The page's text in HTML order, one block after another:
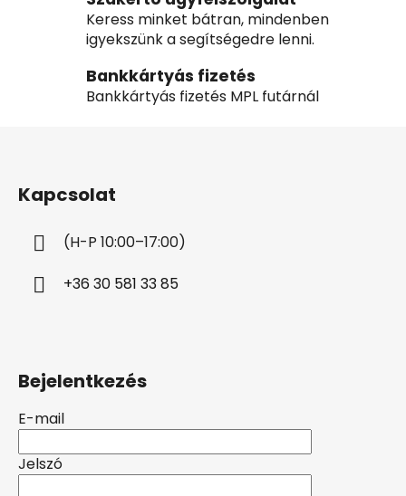
Keress minket bátran, mindenben
igyekszünk a segítségedre lenni.
Bankkártyás fizetés
Bankkártyás fizetés MPL futárnál
Kapcsolat
(H-P 10:00–17:00)
+36 30 581 33 85
Bejelentkezés
E-mail
Jelszó